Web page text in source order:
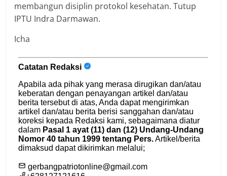
membangun disiplin protokol kesehatan. Tutup
IPTU Indra Darmawan.
Icha